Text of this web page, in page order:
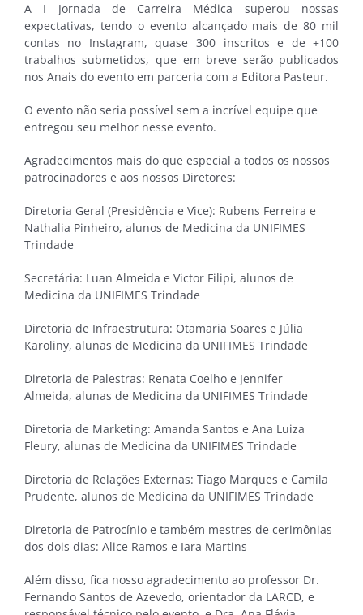
A I Jornada de Carreira Médica superou nossas
expectativas, tendo o evento alcançado mais de 80 mil
contas no Instagram, quase 300 inscritos e de +100
trabalhos submetidos, que em breve serão publicados
nos Anais do evento em parceria com a Editora Pasteur.
O evento não seria possível sem a incrível equipe que
entregou seu melhor nesse evento.
Agradecimentos mais do que especial a todos os nossos
patrocinadores e aos nossos Diretores:
Diretoria Geral (Presidência e Vice): Rubens Ferreira e
Nathalia Pinheiro, alunos de Medicina da UNIFIMES
Trindade
Secretária: Luan Almeida e Victor Filipi, alunos de
Medicina da UNIFIMES Trindade
Diretoria de Infraestrutura: Otamaria Soares e Júlia
Karoliny, alunas de Medicina da UNIFIMES Trindade
Diretoria de Palestras: Renata Coelho e Jennifer
Almeida, alunas de Medicina da UNIFIMES Trindade
Diretoria de Marketing: Amanda Santos e Ana Luiza
Fleury, alunas de Medicina da UNIFIMES Trindade
Diretoria de Relações Externas: Tiago Marques e Camila
Prudente, alunos de Medicina da UNIFIMES Trindade
Diretoria de Patrocínio e também mestres de cerimônias
dos dois dias: Alice Ramos e Iara Martins
Além disso, fica nosso agradecimento ao professor Dr.
Fernando Santos de Azevedo, orientador da LARCD, e